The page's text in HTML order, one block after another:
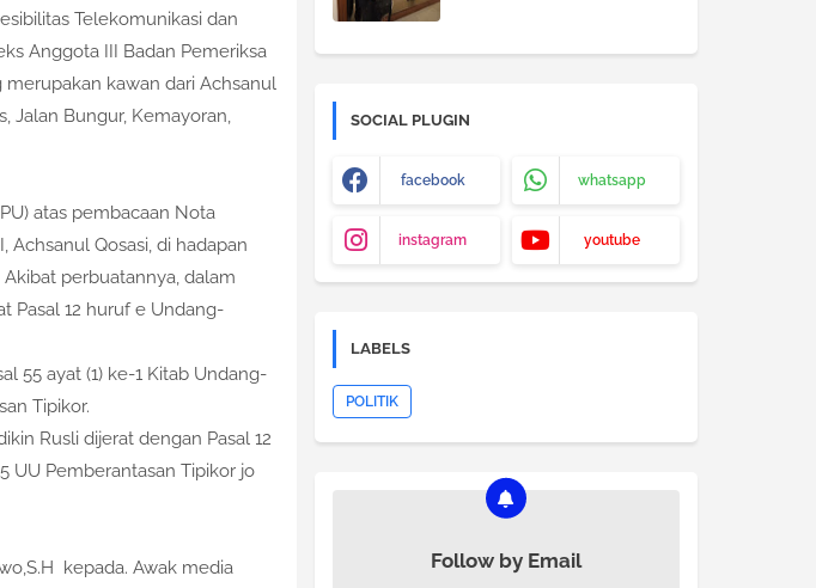
Telekomunikasi dan
Anggota III Badan Pemeriksa
merupakan kawan dari Achsanul
Jalan Bungur, Kemayoran,
atas pembacaan Nota
Achsanul Qosasi, di hadapan
perbuatannya, dalam
Pasal 12 huruf e Undang-
55 ayat (1) ke-1 Kitab Undang-
Tipikor.
Rusli dijerat dengan Pasal 12
UU Pemberantasan Tipikor jo
kepada. Awak media
SOCIAL PLUGIN
facebook whatsapp
instagram youtube
LABELS
POLITIK
Follow by Email